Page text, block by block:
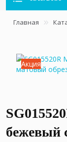
Главная
Акция
бежевый